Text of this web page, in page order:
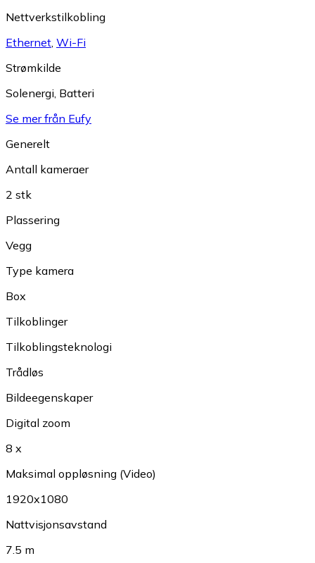
Nettverkstilkobling
Ethernet, Wi-Fi
Strømkilde
Solenergi, Batteri
Se mer från Eufy
Generelt
Antall kameraer
2 stk
Plassering
Vegg
Type kamera
Box
Tilkoblinger
Tilkoblingsteknologi
Trådløs
Bildeegenskaper
Digital zoom
8 x
Maksimal oppløsning (Video)
1920x1080
Nattvisjonsavstand
7.5 m